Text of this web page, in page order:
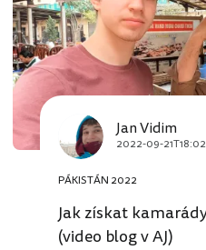
Jan Vidim
2022-09-
PÁKISTÁN 2022
Jak získat
(video blog v AJ)